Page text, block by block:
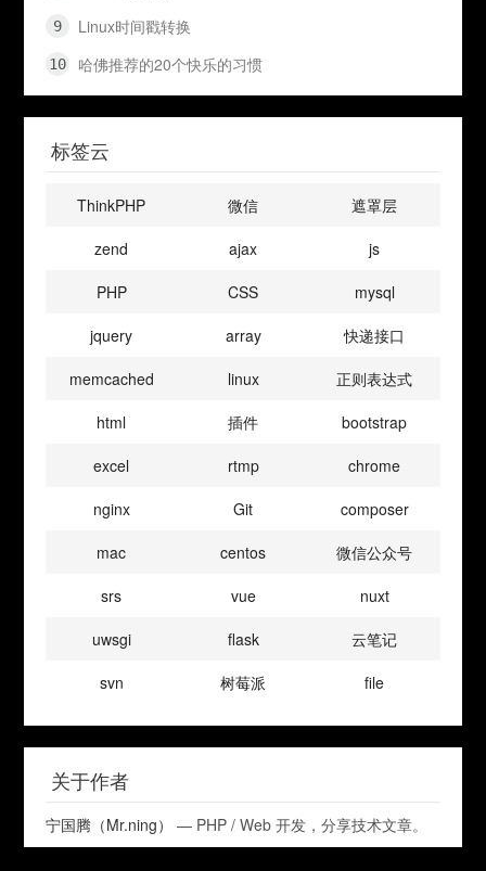
Linux时间戳转换
哈佛推荐的20个快乐的习惯
标签云
ThinkPHP 微信
遮罩层
zend
ajax
js
PHP
CSS
mysql
jquery
array
快递接口
memcached
linux
正则表达式
html
插件
bootstrap
excel
rtmp
chrome
nginx
Git
composer
mac
centos
微信公众号
srs
vue
nuxt
uwsgi
flask
云笔记
svn
树莓派 file
关于作者
宁国腾（Mr.ning） — PHP / Web 开发，分享技术文章。